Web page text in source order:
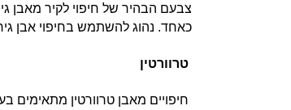
צבעם הבהיר של חיפוי לקיר מאבן
כאחד. נהוג להשתמש בחיפוי אבן גיר
טרוורטין
חיפויים מאבן טרוורטין מתאימים